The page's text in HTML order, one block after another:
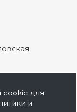
cookie для
и